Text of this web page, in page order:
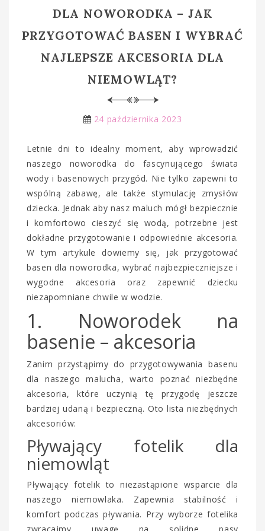
DLA NOWORODKA – JAK
PRZYGOTOWAĆ BASEN I WYBRAĆ
NAJLEPSZE AKCESORIA DLA
NIEMOWLĄT?
24 października 2023
Letnie dni to idealny moment, aby wprowadzić
naszego noworodka do fascynującego świata
wody i basenowych przygód. Nie tylko zapewni to
wspólną zabawę, ale także stymulację zmysłów
dziecka. Jednak aby nasz maluch mógł bezpiecznie
i komfortowo cieszyć się wodą, potrzebne jest
dokładne przygotowanie i odpowiednie akcesoria.
W tym artykule dowiemy się, jak przygotować
basen dla noworodka, wybrać najbezpieczniejsze i
wygodne akcesoria oraz zapewnić dziecku
niezapomniane chwile w wodzie.
1. Noworodek na
basenie – akcesoria
Zanim przystąpimy do przygotowywania basenu
dla naszego malucha, warto poznać niezbędne
akcesoria, które uczynią tę przygodę jeszcze
bardziej udaną i bezpieczną. Oto lista niezbędnych
akcesoriów:
Pływający fotelik dla
niemowląt
Pływający fotelik to niezastąpione wsparcie dla
naszego niemowlaka. Zapewnia stabilność i
komfort podczas pływania. Przy wyborze fotelika